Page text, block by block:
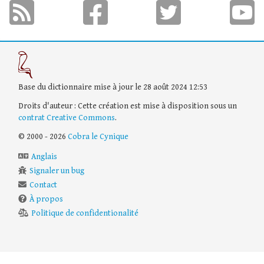
Base du dictionnaire mise à jour le 28 août 2024 12:53
Droits d'auteur : Cette création est mise à disposition sous un
contrat Creative Commons.
© 2000 - 2026 Cobra le Cynique
Anglais
Signaler un bug
Contact
À propos
Politique de confidentionalité